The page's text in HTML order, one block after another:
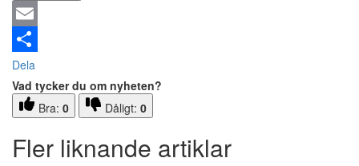
Email
Dela
Vad tycker du om nyheten?
Bra: 0 Dåligt: 0
Fler liknande artiklar